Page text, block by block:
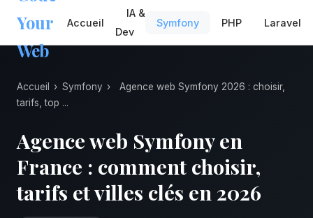
Your
Web
Accueil
IA &
Dev
Symfony PHP Laravel
Accueil › Symfony ›
Agence web Symfony 2026 : choisir,
tarifs, top ...
Agence web Symfony en
France : comment choisir,
tarifs et villes clés en 2026